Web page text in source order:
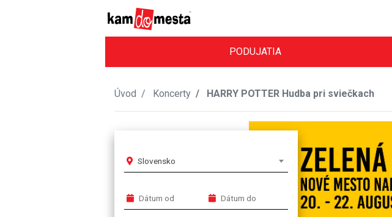
PODUJATIA
Úvod Koncerty HARRY POTTER Hudba pri sviečkach
Slovensko